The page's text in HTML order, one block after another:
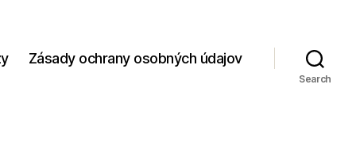
Zásady ochrany osobných údajov
Search